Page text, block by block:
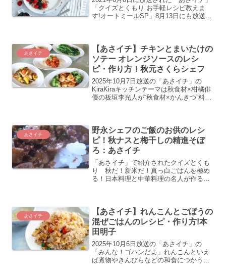
「クイズとくもり お手軽レシピ教えま
す!オートミールSP」8月13日にも放送さ
ールのオーバ...
あさイチ
【あさイチ】チキンとまいたけの
ソテー オレンジソースのレシ
ピ・作り方！秋元さくらシェフ
2025年10月7日放送の「あさイチ」の
KiraKiraキッチンテーマは秋食材×柑橘俳
優の板垣李光人が“秋食材×かんきつ”料理
組み合...
あさイチ
野永シェフのご飯のお供のレシ
ピ！秋ナスと梅干しの精進そぼ
ろ：あさイチ
「あさイチ」で紹介されたクイズとくも
り 秋だ！新米だ！真っ白ごはんを極め
る！日本料理と中華料理の名人が作る
ェフの秋ナスと梅干しのぞ...
あさイチ
【あさイチ】れんこんとごぼうの
混ぜごはんのレシピ・作り方!本
田明子
2025年10月6日放送の「あさイチ」の
「みんな！ゴハンだよ」れんこんといえ
ば煮物やきんぴらなどの和食につかうの